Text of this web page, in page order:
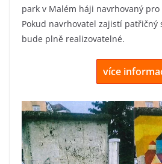
park v Malém háji navrhovaný
Pokud navrhovatel zajistí patřičný
bude plně realizovatelné.
více